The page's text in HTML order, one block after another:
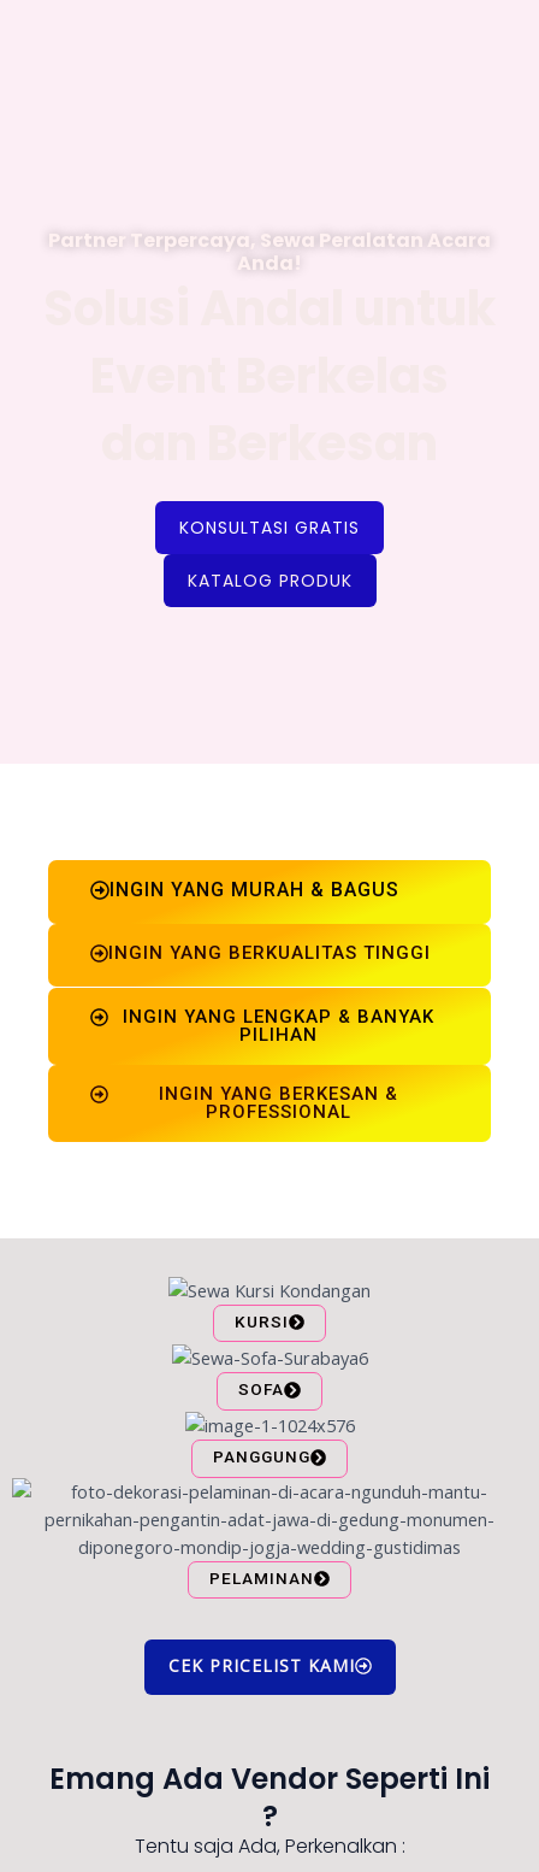
Partner Terpercaya, Sewa Peralatan Acara
Anda!
KONSULTASI GRATIS
KATALOG PRODUK
INGIN YANG MURAH & BAGUS
INGIN YANG BERKUALITAS TINGGI
INGIN YANG LENGKAP & BANYAK
PILIHAN
INGIN YANG BERKESAN &
PROFESSIONAL
KURSI
SOFA
PANGGUNG
PELAMINAN
CEK PRICELIST KAMI
Emang Ada Vendor Seperti Ini
?
Tentu saja Ada, Perkenalkan :